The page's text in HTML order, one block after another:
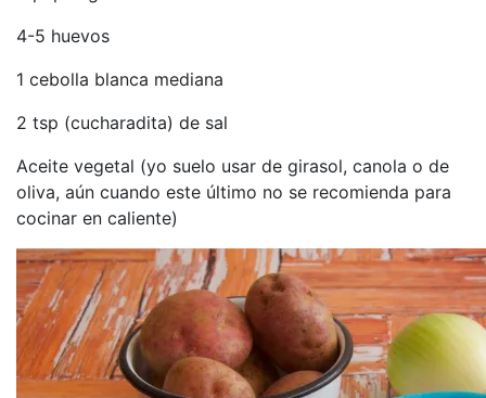
4-5 huevos
1 cebolla blanca mediana
2 tsp (cucharadita) de sal
Aceite vegetal (yo suelo usar de girasol, canola o de
oliva, aún cuando este último no se recomienda para
cocinar en caliente)